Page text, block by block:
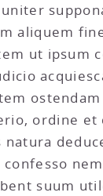
aliquem
ut
ordine
suum